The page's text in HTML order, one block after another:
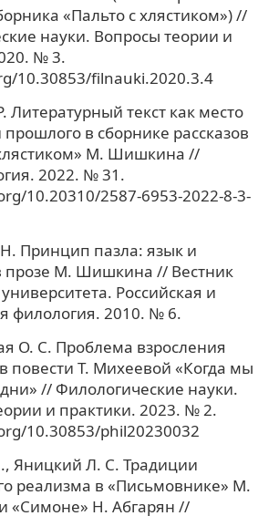
«Пальто с хлястиком») //
науки. Вопросы теории и
№ 3.
10.30853/filnauki.2020.3.4
Литературный текст как место
в сборнике рассказов
М. Шишкина //
2022. № 31.
10.20310/2587-6953-2022-8-3-
Принцип пазла: язык и
прозе М. Шишкина // Вестник
Российская и
филология. 2010. № 6.
О. С. Проблема взросления
повести Т. Михеевой «Когда мы
// Филологические науки.
и практики. 2023. № 2.
10.30853/phil20230032
Яницкий Л. С. Традиции
реализма в «Письмовнике» М.
Н. Абгарян //